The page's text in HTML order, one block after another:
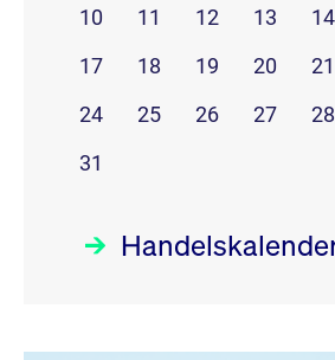
10 11 12 13 14
17
18 19 20 21
24
25 26 27 28
31